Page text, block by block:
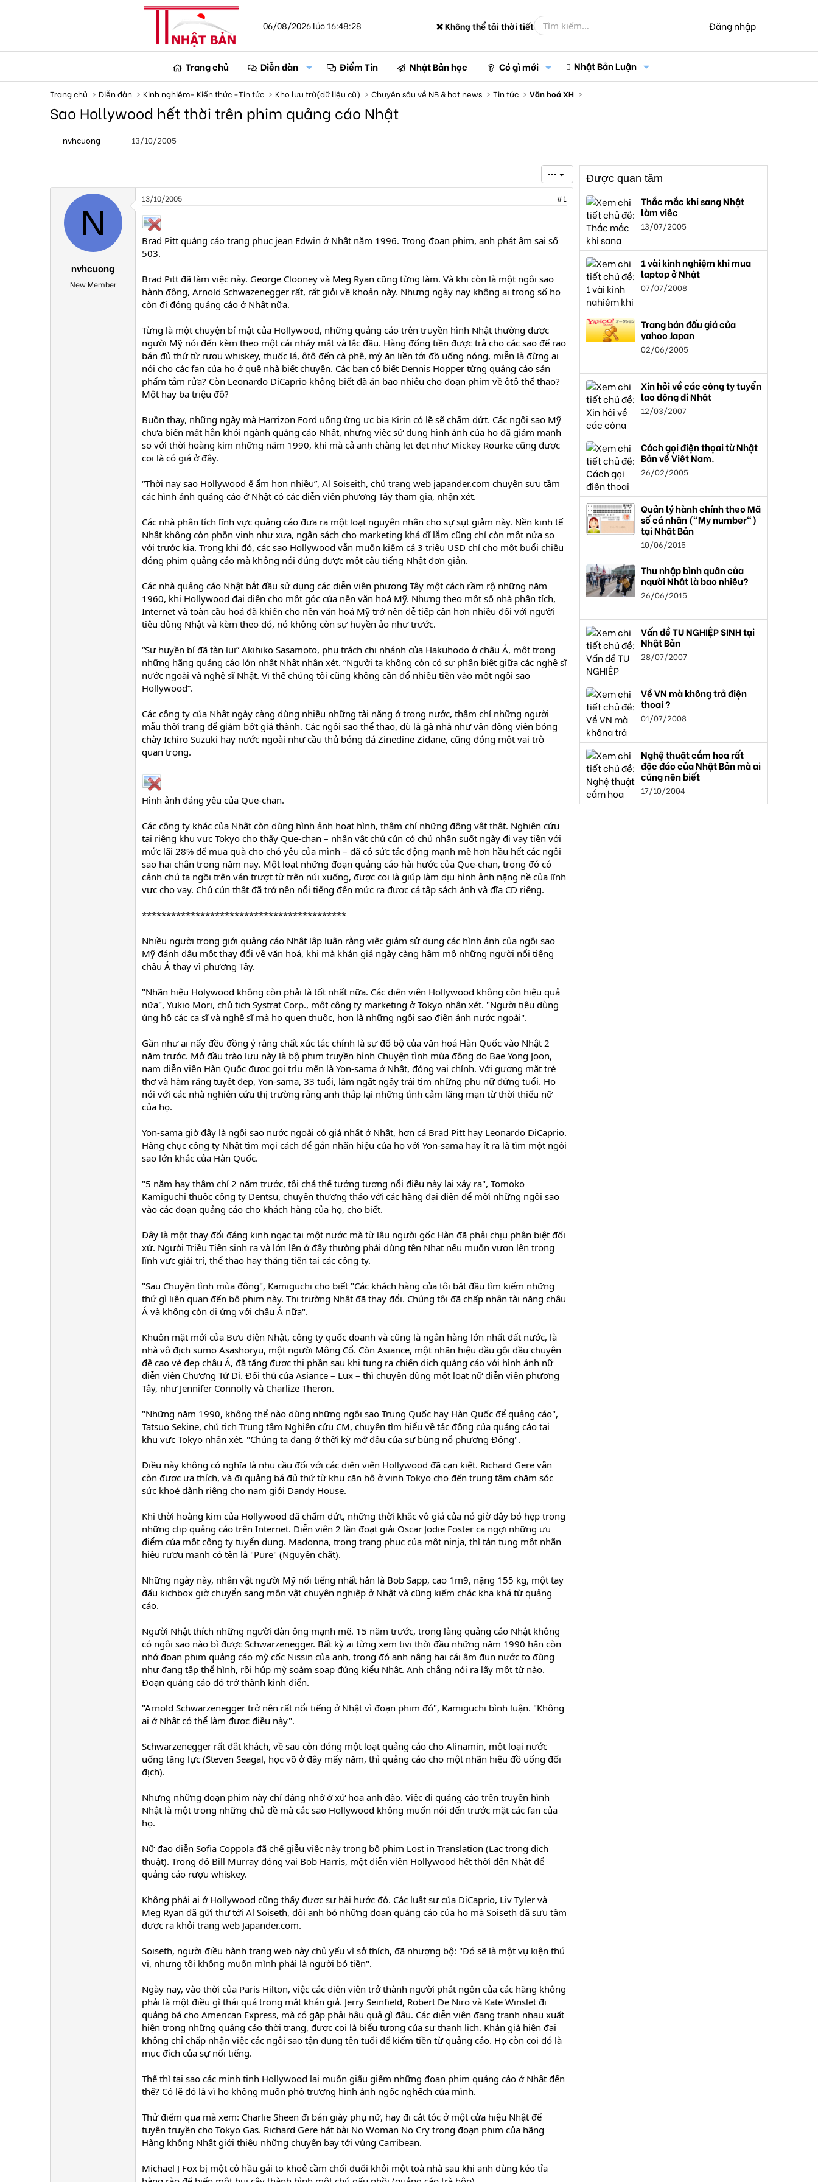
06/08/2026 lúc 16:48:28 ❌ Không thể tải thời tiết Đăng nhập
Trang chủ Diễn đàn Điểm Tin Nhật Bản học Có gì mới Nhật Bản Luận
Trang chủ Diễn đàn Kinh nghiệm- Kiến thức -Tin tức Kho lưu trữ(dữ liệu cũ) Chuyên sâu về NB & hot news Tin tức Văn hoá XH
Sao Hollywood hết thời trên phim quảng cáo Nhật
h
d
nvhcuong
ử
13/10/2005
•••
N
nvhcuong
New Member
13/10/2005 #1
Brad Pitt quảng cáo trang phục jean Edwin ở Nhật năm 1996. Trong đoạn phim, anh phát âm sai số
503.
Brad Pitt đã làm việc này. George Clooney và Meg Ryan cũng từng làm. Và khi còn là một ngôi sao
hành động, Arnold Schwazenegger rất, rất giỏi về khoản này. Nhưng ngày nay không ai trong số họ
còn đi đóng quảng cáo ở Nhật nữa.
Từng là một chuyện bí mật của Hollywood, những quảng cáo trên truyền hình Nhật thường được
người Mỹ nói đến kèm theo một cái nháy mắt và lắc đầu. Hàng đống tiền được trả cho các sao để rao
bán đủ thứ từ rượu whiskey, thuốc lá, ôtô đến cà phê, mỳ ăn liền tới đồ uống nóng, miễn là đừng ai
nói cho các fan của họ ở quê nhà biết chuyện. Các bạn có biết Dennis Hopper từng quảng cáo sản
phẩm tắm rửa? Còn Leonardo DiCaprio không biết đã ăn bao nhiêu cho đoạn phim về ôtô thể thao?
Một hay ba triệu đô?
Buồn thay, những ngày mà Harrizon Ford uống ừng ực bia Kirin có lẽ sẽ chấm dứt. Các ngôi sao Mỹ
chưa biến mất hẳn khỏi ngành quảng cáo Nhật, nhưng việc sử dụng hình ảnh của họ đã giảm mạnh
so với thời hoàng kim những năm 1990, khi mà cả anh chàng lẹt đẹt như Mickey Rourke cũng được
coi là có giá ở đây.
“Thời nay sao Hollywood ế ẩm hơn nhiều”, Al Soiseith, chủ trang web japander.com chuyên sưu tầm
các hình ảnh quảng cáo ở Nhật có các diễn viên phương Tây tham gia, nhận xét.
Các nhà phân tích lĩnh vực quảng cáo đưa ra một loạt nguyên nhân cho sự sụt giảm này. Nền kinh tế
Nhật không còn phồn vinh như xưa, ngân sách cho marketing khả dĩ lắm cũng chỉ còn một nửa so
với trước kia. Trong khi đó, các sao Hollywood vẫn muốn kiếm cả 3 triệu USD chỉ cho một buổi chiều
đóng phim quảng cáo mà không nói đúng được một câu tiếng Nhật đơn giản.
Các nhà quảng cáo Nhật bắt đầu sử dụng các diễn viên phương Tây một cách rầm rộ những năm
1960, khi Hollywood đại diện cho một góc của nền văn hoá Mỹ. Nhưng theo một số nhà phân tích,
Internet và toàn cầu hoá đã khiến cho nền văn hoá Mỹ trở nên dễ tiếp cận hơn nhiều đối với người
tiêu dùng Nhật và kèm theo đó, nó không còn sự huyền ảo như trước.
“Sự huyền bí đã tàn lụi” Akihiko Sasamoto, phụ trách chi nhánh của Hakuhodo ở châu Á, một trong
những hãng quảng cáo lớn nhất Nhật nhận xét. “Người ta không còn có sự phân biệt giữa các nghệ sĩ
nước ngoài và nghệ sĩ Nhật. Vì thế chúng tôi cũng không cần đổ nhiều tiền vào một ngôi sao
Hollywood”.
Các công ty của Nhật ngày càng dùng nhiều những tài năng ở trong nước, thậm chí những người
mẫu thời trang để giảm bớt giá thành. Các ngôi sao thể thao, dù là gà nhà như vận động viên bóng
chày Ichiro Suzuki hay nước ngoài như cầu thủ bóng đá Zinedine Zidane, cũng đóng một vai trò
quan trọng.
Hình ảnh đáng yêu của Que-chan.
Các công ty khác của Nhật còn dùng hình ảnh hoạt hình, thậm chí những động vật thật. Nghiên cứu
tại riêng khu vực Tokyo cho thấy Que-chan – nhân vật chú cún có chủ nhân suốt ngày đi vay tiền với
mức lãi 28% để mua quà cho chó yêu của mình – đã có sức tác động mạnh mẽ hơn hầu hết các ngôi
sao hai chân trong năm nay. Một loạt những đoạn quảng cáo hài hước của Que-chan, trong đó có
cảnh chú ta ngồi trên ván trượt từ trên núi xuống, được coi là giúp làm dịu hình ảnh nặng nề của lĩnh
vực cho vay. Chú cún thật đã trở nên nổi tiếng đến mức ra được cả tập sách ảnh và đĩa CD riêng.
******************************************
Nhiều người trong giới quảng cáo Nhật lập luận rằng việc giảm sử dụng các hình ảnh của ngôi sao
Mỹ đánh dấu một thay đổi về văn hoá, khi mà khán giả ngày càng hâm mộ những người nổi tiếng
châu Á thay vì phương Tây.
"Nhãn hiệu Holywood không còn phải là tốt nhất nữa. Các diễn viên Hollywood không còn hiệu quả
nữa", Yukio Mori, chủ tịch Systrat Corp., một công ty marketing ở Tokyo nhận xét. "Người tiêu dùng
ủng hộ các ca sĩ và nghệ sĩ mà họ quen thuộc, hơn là những ngôi sao điện ảnh nước ngoài".
Gần như ai nấy đều đồng ý rằng chất xúc tác chính là sự đổ bộ của văn hoá Hàn Quốc vào Nhật 2
năm trước. Mở đầu trào lưu này là bộ phim truyền hình Chuyện tình mùa đông do Bae Yong Joon,
nam diễn viên Hàn Quốc được gọi trìu mến là Yon-sama ở Nhật, đóng vai chính. Với gương mặt trẻ
thơ và hàm răng tuyệt đẹp, Yon-sama, 33 tuổi, làm ngất ngây trái tim những phụ nữ đứng tuổi. Họ
nói với các nhà nghiên cứu thị trường rằng anh thắp lại những tình cảm lãng mạn từ thời thiếu nữ
của họ.
Yon-sama giờ đây là ngôi sao nước ngoài có giá nhất ở Nhật, hơn cả Brad Pitt hay Leonardo DiCaprio.
Hàng chục công ty Nhật tìm mọi cách để gắn nhãn hiệu của họ với Yon-sama hay ít ra là tìm một ngôi
sao lớn khác của Hàn Quốc.
"5 năm hay thậm chí 2 năm trước, tôi chả thế tưởng tượng nổi điều này lại xảy ra", Tomoko
Kamiguchi thuộc công ty Dentsu, chuyên thương thảo với các hãng đại diện để mời những ngôi sao
vào các đoạn quảng cáo cho khách hàng của họ, cho biết.
Đây là một thay đổi đáng kinh ngạc tại một nước mà từ lâu người gốc Hàn đã phải chịu phân biệt đối
xử. Người Triều Tiên sinh ra và lớn lên ở đây thường phải dùng tên Nhạt nếu muốn vươn lên trong
lĩnh vực giải trí, thể thao hay thăng tiến tại các công ty.
"Sau Chuyện tình mùa đông", Kamiguchi cho biết "Các khách hàng của tôi bắt đầu tìm kiếm những
thứ gì liên quan đến bộ phim này. Thị trường Nhật đã thay đổi. Chúng tôi đã chấp nhận tài năng châu
Á và không còn dị ứng với châu Á nữa".
Khuôn mặt mới của Bưu điện Nhật, công ty quốc doanh và cũng là ngân hàng lớn nhất đất nước, là
nhà vô địch sumo Asashoryu, một người Mông Cổ. Còn Asiance, một nhãn hiệu dầu gội dầu chuyên
đề cao vẻ đẹp châu Á, đã tăng được thị phần sau khi tung ra chiến dịch quảng cáo với hình ảnh nữ
diễn viên Chương Tử Di. Đối thủ của Asiance – Lux – thì chuyên dùng một loạt nữ diễn viên phương
Tây, như Jennifer Connolly và Charlize Theron.
"Những năm 1990, không thể nào dùng những ngôi sao Trung Quốc hay Hàn Quốc để quảng cáo",
Tatsuo Sekine, chủ tịch Trung tâm Nghiên cứu CM, chuyên tìm hiểu về tác động của quảng cáo tại
khu vực Tokyo nhận xét. "Chúng ta đang ở thời kỳ mở đầu của sự bùng nổ phương Đông".
Điều này không có nghĩa là nhu cầu đối với các diễn viên Hollywood đã cạn kiệt. Richard Gere vẫn
còn được ưa thích, và đi quảng bá đủ thứ từ khu căn hộ ở vịnh Tokyo cho đến trung tâm chăm sóc
sức khoẻ dành riêng cho nam giới Dandy House.
Khi thời hoàng kim của Hollywood đã chấm dứt, những thời khắc vô giá của nó giờ đây bó hẹp trong
những clip quảng cáo trên Internet. Diễn viên 2 lần đoạt giải Oscar Jodie Foster ca ngợi những ưu
điểm của một công ty tuyển dụng. Madonna, trong trang phục của một ninja, thì tán tụng một nhãn
hiệu rượu mạnh có tên là "Pure" (Nguyên chất).
Những ngày này, nhân vật người Mỹ nổi tiếng nhất hẳn là Bob Sapp, cao 1m9, nặng 155 kg, một tay
đấu kichbox giờ chuyển sang môn vật chuyên nghiệp ở Nhật và cũng kiếm chác kha khá từ quảng
cáo.
Người Nhật thích những người đàn ông mạnh mẽ. 15 năm trước, trong làng quảng cáo Nhật không
có ngôi sao nào bì được Schwarzenegger. Bất kỳ ai từng xem tivi thời đầu những năm 1990 hẳn còn
nhớ đoạn phim quảng cáo mỳ cốc Nissin của anh, trong đó anh nâng hai cái âm đun nước to đùng
như đang tập thể hình, rồi húp mỳ soàm soạp đúng kiểu Nhật. Anh chẳng nói ra lấy một từ nào.
Đoạn quảng cáo đó trở thành kinh điển.
"Arnold Schwarzenegger trở nên rất nổi tiếng ở Nhật vì đoạn phim đó", Kamiguchi bình luận. "Không
ai ở Nhật có thể làm được điều này".
Schwarzenegger rất đắt khách, về sau còn đóng một loạt quảng cáo cho Alinamin, một loại nước
uống tăng lực (Steven Seagal, học võ ở đây mấy năm, thì quảng cáo cho một nhãn hiệu đồ uống đối
địch).
Nhưng những đoạn phim này chỉ đáng nhớ ở xứ hoa anh đào. Việc đi quảng cáo trên truyền hình
Nhật là một trong những chủ đề mà các sao Hollywood không muốn nói đến trước mặt các fan của
họ.
Nữ đạo diễn Sofia Coppola đã chế giễu việc này trong bộ phim Lost in Translation (Lạc trong dịch
thuật). Trong đó Bill Murray đóng vai Bob Harris, một diễn viên Hollywood hết thời đến Nhật để
quảng cáo rượu whiskey.
Không phải ai ở Hollywood cũng thấy được sự hài hước đó. Các luật sư của DiCaprio, Liv Tyler và
Meg Ryan đã gửi thư tới Al Soiseth, đòi anh bỏ những đoạn quảng cáo của họ mà Soiseth đã sưu tầm
được ra khỏi trang web Japander.com.
Soiseth, người điều hành trang web này chủ yếu vì sở thích, đã nhượng bộ: "Đó sẽ là một vụ kiện thú
vị, nhưng tôi không muốn mình phải là người bỏ tiền".
Ngày nay, vào thời của Paris Hilton, việc các diễn viên trở thành người phát ngôn của các hãng không
phải là một điều gì thái quá trong mắt khán giả. Jerry Seinfield, Robert De Niro và Kate Winslet đi
quảng bá cho American Express, mà có gặp phải hậu quả gì đâu. Các diễn viên đang tranh nhau xuất
hiện trong những quảng cáo thời trang, được coi là biểu tượng của sự thanh lịch. Khán giả hiện đại
không chỉ chấp nhận việc các ngôi sao tận dụng tên tuổi để kiếm tiền từ quảng cáo. Họ còn coi đó là
mục đích của sự nổi tiếng.
Thế thì tại sao các minh tinh Hollywood lại muốn giấu giếm những đoạn phim quảng cáo ở Nhật đến
thế? Có lẽ đó là vì họ không muốn phô trương hình ảnh ngốc nghếch của mình.
Thử điểm qua mà xem: Charlie Sheen đi bán giày phụ nữ, hay đi cắt tóc ở một cửa hiệu Nhật để
tuyên truyền cho Tokyo Gas. Richard Gere hát bài No Woman No Cry trong đoạn phim của hãng
Hàng không Nhật giới thiệu những chuyến bay tới vùng Carribean.
Michael J Fox bị một cô hầu gái to khoẻ cầm chổi đuổi khỏi một toà nhà sau khi anh dùng kéo tỉa
Được quan tâm
Thắc mắc khi sang Nhật
làm việc
13/07/2005
1 vài kinh nghiệm khi mua
laptop ở Nhật
07/07/2008
Trang bán đấu giá của
yahoo Japan
02/06/2005
Xin hỏi về các công ty tuyển
lao động đi Nhật
12/03/2007
Cách gọi điện thọai từ Nhật
Bản về Việt Nam.
26/02/2005
Quản lý hành chính theo Mã
số cá nhân ("My number")
tại Nhật Bản
10/06/2015
Thu nhập bình quân của
người Nhật là bao nhiêu?
26/06/2015
Vấn đề TU NGHIỆP SINH tại
Nhật Bản
28/07/2007
Về VN mà không trả điện
thoại ?
01/07/2008
Nghệ thuật cắm hoa rất
độc đáo của Nhật Bản mà ai
cũng nên biết
17/10/2004